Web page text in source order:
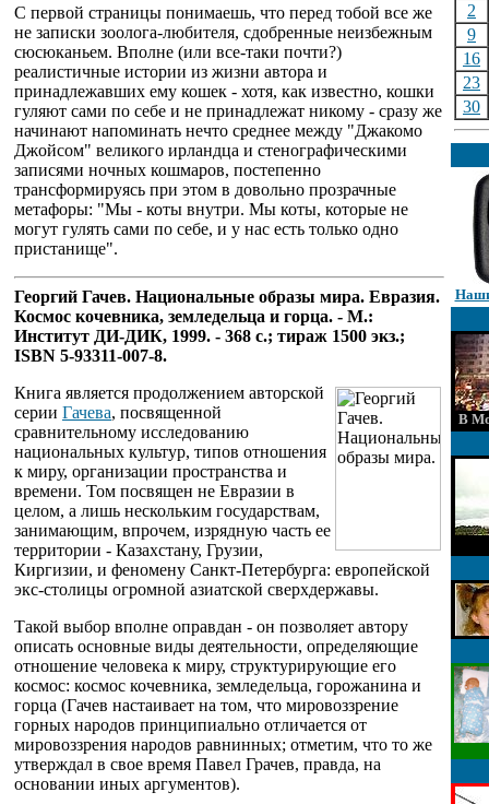
С первой страницы понимаешь, что перед тобой все же
не записки зоолога-любителя, сдобренные неизбежным
сюсюканьем. Вполне (или все-таки почти?)
реалистичные истории из жизни автора и
принадлежавших ему кошек - хотя, как известно, кошки
гуляют сами по себе и не принадлежат никому - сразу же
начинают напоминать нечто среднее между "Джакомо
Джойсом" великого ирландца и стенографическими
записями ночных кошмаров, постепенно
трансформируясь при этом в довольно прозрачные
метафоры: "Мы - коты внутри. Мы коты, которые не
могут гулять сами по себе, и у нас есть только одно
пристанище".
Георгий Гачев. Национальные образы мира. Евразия.
Космос кочевника, земледельца и горца. - М.:
Институт ДИ-ДИК, 1999. - 368 с.; тираж 1500 экз.;
ISBN 5-93311-007-8.
Книга является продолжением авторской
серии Гачева, посвященной
сравнительному исследованию
национальных культур, типов отношения
к миру, организации пространства и
времени. Том посвящен не Евразии в
целом, а лишь нескольким государствам,
занимающим, впрочем, изрядную часть ее
территории - Казахстану, Грузии,
Киргизии, и феномену Санкт-Петербурга: европейской
экс-столицы огромной азиатской сверхдержавы.
Такой выбор вполне оправдан - он позволяет автору
описать основные виды деятельности, определяющие
отношение человека к миру, структурирующие его
космос: космос кочевника, земледельца, горожанина и
горца (Гачев настаивает на том, что мировоззрение
горных народов принципиально отличается от
мировоззрения народов равнинных; отметим, что то же
утверждал в свое время Павел Грачев, правда, на
основании иных аргументов).
2
9
16
23
30
В